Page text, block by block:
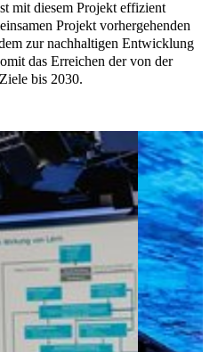
mit diesem Projekt effizient
Projekt vorhergehenden
zur nachhaltigen Entwicklung
das Erreichen der von der
bis 2030.